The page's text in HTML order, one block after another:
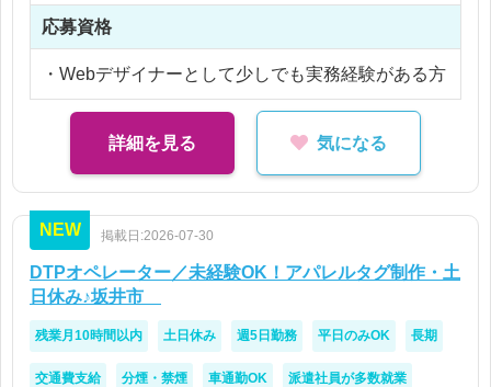
まずはお気軽にご相談ください！
応募資格
・Webデザイナーとして少しでも実務経験がある方
詳細を見る 気になる
NEW 掲載日:2026-07-30
DTPオペレーター／未経験OK！アパレルタグ制作・土
日休み♪坂井市
残業月10時間以内 土日休み 週5日勤務 平日のみOK 長期
交通費支給 分煙・禁煙 車通勤OK 派遣社員が多数就業